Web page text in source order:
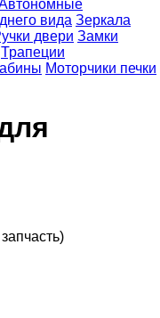
вида Зеркала
двери Замки
Трапеции
Моторчики печки